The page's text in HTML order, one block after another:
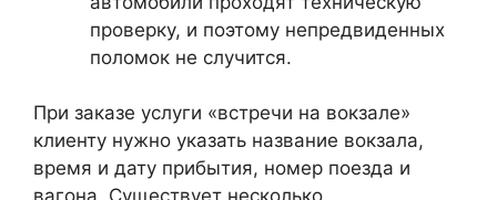
проверку, и поэтому непредвиденных
поломок не случится.
При заказе услуги «встречи на вокзале»
клиенту нужно указать название вокзала,
время и дату прибытия, номер поезда и